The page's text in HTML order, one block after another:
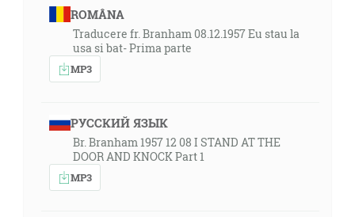
ROMÂNA
Traducere fr. Branham 08.12.1957 Eu stau la
usa si bat- Prima parte
MP3
РУССКИЙ ЯЗЫК
Br. Branham 1957 12 08 I STAND AT THE
DOOR AND KNOCK Part 1
MP3